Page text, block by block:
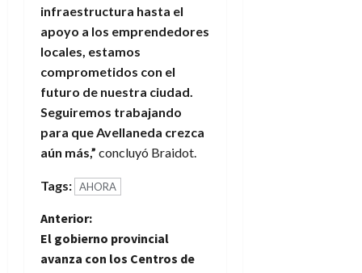
infraestructura hasta el
apoyo a los emprendedores
locales, estamos
comprometidos con el
futuro de nuestra ciudad.
Seguiremos trabajando
para que Avellaneda crezca
aún más,” concluyó Braidot.
Tags: AHORA
N
a
Anterior:
El gobierno provincial
avanza con los Centros de